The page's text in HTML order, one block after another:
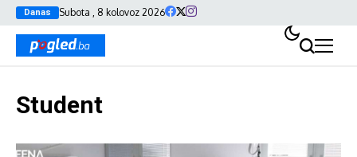
Danas Subota , 8 kolovoz 2026
Student